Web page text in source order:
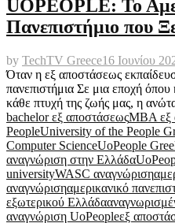
UOPEOPLE: Το
Πανεπιστήμιο που
by TechTV Greece16 Ιουνίου
Όταν η εξ αποστάσεως
πανεπιστήμια Σε μια εποχή όπου
κάθε πτυχή της ζωής μας, η
bachelor εξ αποστάσεωςMBA εξ
PeopleUniversity of the People
Computer ScienceUoPeople
αναγνώριση στην Ελλάδα
universityWASC αναγνώριση
αναγνώρισηαμερικανικό
εξωτερικού Ελλάδα
αναγνώριση UoPeopleεξ